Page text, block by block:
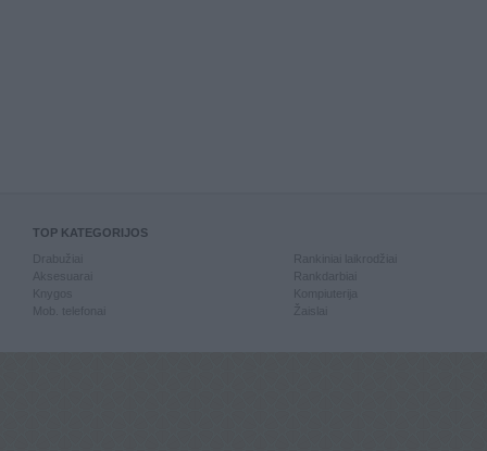
TOP KATEGORIJOS
Knygos
Mob. telefonai
Kompiuterija
Žaislai